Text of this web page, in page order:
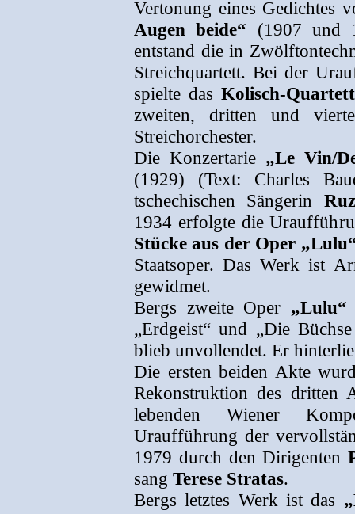
Vertonung eines Gedichtes
Augen beide“ (1907 und
entstand die in
Streichquartett. Bei der
spielte das Kolisch-Quartett
zweiten, dritten und
Streichorchester.
Die Konzertarie „Le Vin/
(1929) (Text: Charles
tschechischen Sängerin
1934 erfolgte die
Stücke aus der Oper
Staatsoper. Das Werk ist
gewidmet.
Bergs zweite Oper „Lulu“
„Erdgeist“ und „Die
blieb unvollendet. Er
Die ersten beiden Akte
Rekonstruktion des dritten
lebenden Wiener
Uraufführung der
1979 durch den Dirigenten
sang Terese Stratas.
Bergs letztes Werk ist das